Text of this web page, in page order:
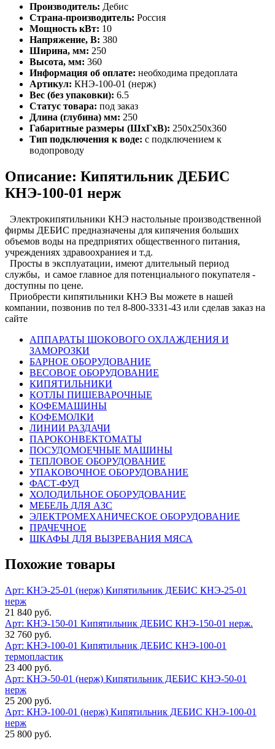
Производитель: Дебис
Страна-производитель: Россия
Мощность кВт: 10
Напряжение, В: 380
Ширина, мм: 250
Высота, мм: 360
Информация об оплате: необходима предоплата
Артикул: КНЭ-100-01 (нерж)
Вес (без упаковки): 6.5
Статус товара: под заказ
Длина (глубина) мм: 250
Габаритные размеры (ШхГхВ): 250х250х360
Тип подключения к воде: с подключением к
водопроводу
Описание: Кипятильник ДЕБИС
КНЭ-100-01 нерж
Электрокипятильники КНЭ настольные производственной
фирмы ДЕБИС предназначены для кипячения больших
объемов воды на предприятих общественного питания,
учреждениях здравоохраниея и т.д.
Просты в эксплуатации, имеют длительный период
службы, и самое главное для потенциального покупателя -
доступны по цене.
Приобрести кипятильники КНЭ Вы можете в нашей
компании, позвонив по тел 8-800-3331-43 или сделав заказ на
сайте
АППАРАТЫ ШОКОВОГО ОХЛАЖДЕНИЯ И
ЗАМОРОЗКИ
БАРНОЕ ОБОРУДОВАНИЕ
ВЕСОВОЕ ОБОРУДОВАНИЕ
КИПЯТИЛЬНИКИ
КОТЛЫ ПИЩЕВАРОЧНЫЕ
КОФЕМАШИНЫ
КОФЕМОЛКИ
ЛИНИИ РАЗДАЧИ
ПАРОКОНВЕКТОМАТЫ
ПОСУДОМОЕЧНЫЕ МАШИНЫ
ТЕПЛОВОЕ ОБОРУДОВАНИЕ
УПАКОВОЧНОЕ ОБОРУДОВАНИЕ
ФАСТ-ФУД
ХОЛОДИЛЬНОЕ ОБОРУДОВАНИЕ
МЕБЕЛЬ ДЛЯ АЗС
ЭЛЕКТРОМЕХАНИЧЕСКОЕ ОБОРУДОВАНИЕ
ПРАЧЕЧНОЕ
ШКАФЫ ДЛЯ ВЫЗРЕВАНИЯ МЯСА
Похожие товары
Арт: КНЭ-25-01 (нерж) Кипятильник ДЕБИС КНЭ-25-01
нерж
21 840 руб.
Арт: КНЭ-150-01 Кипятильник ДЕБИС КНЭ-150-01 нерж.
32 760 руб.
Арт: КНЭ-100-01 Кипятильник ДЕБИС КНЭ-100-01
термопластик
23 400 руб.
Арт: КНЭ-50-01 (нерж) Кипятильник ДЕБИС КНЭ-50-01
нерж
25 200 руб.
Арт: КНЭ-100-01 (нерж) Кипятильник ДЕБИС КНЭ-100-01
нерж
25 800 руб.